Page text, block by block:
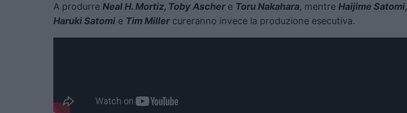
A produrre Neal H. Mortiz, Toby Aschere Toru Nakahara, mentre Haijime Satomi,
Haruki Satomi e Tim Millercureranno invece la produzione esecutiva.